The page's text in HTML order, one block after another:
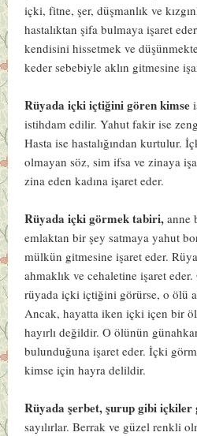
içki, fitne, şer, düşmanlık ve
hastalıktan şifa bulmaya işaret
kendisini hissetmek ve
keder sebebiyle aklın gitmesine
Rüyada içki içtiğini gören kimse
istihdam edilir. Yahut fakir ise
Hasta ise hastalığından kurtulur.
olmayan söz, sim ifsa ve zinaya
zina eden kadına işaret eder.
Rüyada içki görmek tabiri, anne
emlaktan bir şey satmaya yahut
mülkün gitmesine işaret eder.
ahmaklık ve cehaletine işaret
rüyada içki içtiğini görürse, o ölü
Ancak, hayatta iken içki içen bir
hayırlı değildir. O ölünün
bulunduğuna işaret eder. İçki
kimse için hayra delildir.
Rüyada şerbet, şurup gibi içkiler
sayılırlar. Berrak ve güzel renkli